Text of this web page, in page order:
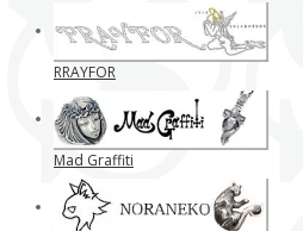
RRAYFOR
Mad Graffiti